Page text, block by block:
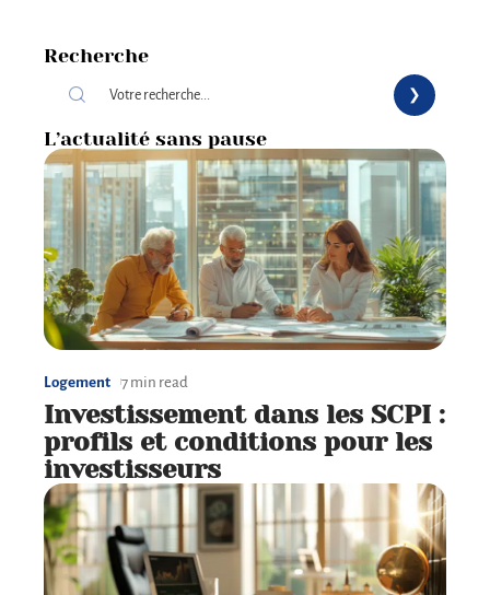
Recherche
L’actualité sans pause
Logement 7 min read
Investissement dans les SCPI :
profils et conditions pour les
investisseurs